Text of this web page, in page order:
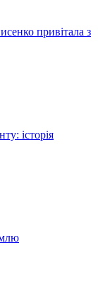
привітала з
історія